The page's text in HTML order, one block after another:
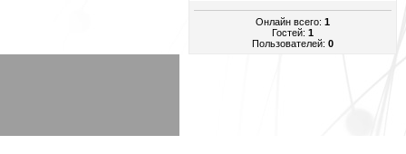
Онлайн всего: 1
Гостей: 1
Пользователей: 0